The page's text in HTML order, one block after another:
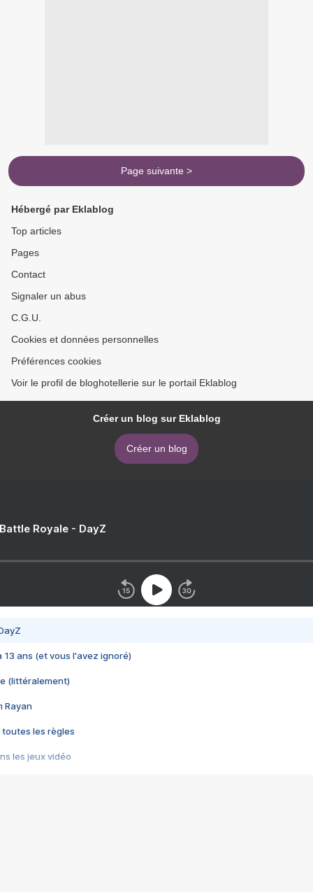
Page suivante >
Hébergé par Eklablog
Top articles
Pages
Contact
Signaler un abus
C.G.U.
Cookies et données personnelles
Préférences cookies
Voir le profil de bloghotellerie sur le portail Eklablog
Créer un blog sur Eklablog
Créer un blog
Royale - DayZ
13 ans (et vous l'avez ignoré)
(littéralement)
Rayan
toutes les règles
les jeux vidéo